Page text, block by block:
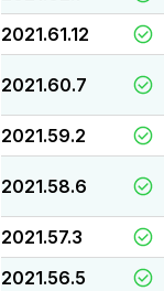
2021.61.12
2021.60.7
2021.59.2
2021.58.6
2021.57.3
2021.56.5